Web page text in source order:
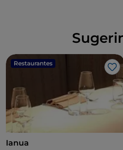
Restaurantes
Ianua